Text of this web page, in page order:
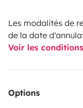
Les modalités de
de la date
Voir les conditions
Options